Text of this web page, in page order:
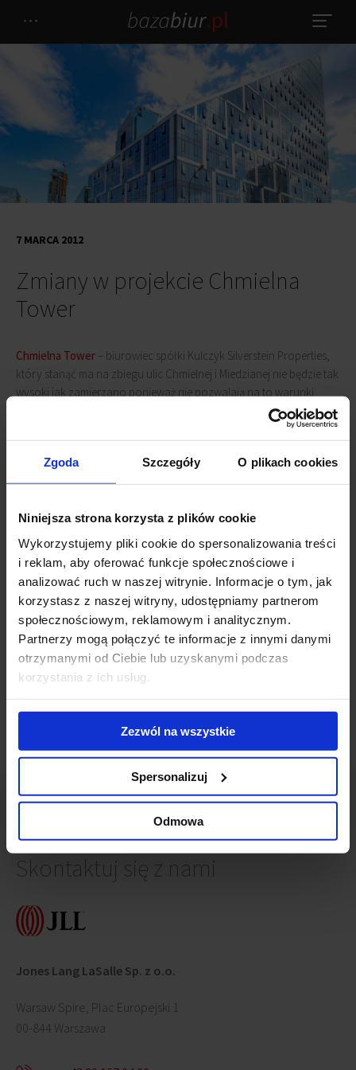
Zgoda Szczegóły O plikach cookies
Niniejsza strona korzysta z plików cookie
Wykorzystujemy pliki cookie do spersonalizowania treści
i reklam, aby oferować funkcje społecznościowe i
analizować ruch w naszej witrynie. Informacje o tym, jak
korzystasz z naszej witryny, udostępniamy partnerom
społecznościowym, reklamowym i analitycznym.
Partnerzy mogą połączyć te informacje z innymi danymi
otrzymanymi od Ciebie lub uzyskanymi podczas
korzystania z ich usług.
Zezwól na wszystkie
Spersonalizuj
Odmowa
Zmiany w projekcie Chmielna
Tower
7 MARCA 2012
Chmielna Tower – biurowiec spółki Kulczyk Silverstein Properties,
który stanąć ma na zbiegu ulic Chmielnej i Miedzianej nie będzie tak
wysoki jak zamierzano ponieważ nie pozwalają na to warunki
w sąsiedztwie takim jak Warta Tower (82 metry wysokości i 22
kondygnacje). Zgodnie z początkowym projektem Chmielna Tower
Powiązane newsy
Chmielna 89 z certyfikatem WELL (26 października 2020)
Chmielna 89 z pozwoleniem na użytkowanie(3 lipca
2020)
Chmielna 89 warszawską piramidą(20 maja 2020)
Postępujące prace nad Chmielna 89(13 lipca 2018)
Rusza budowa przy Chmielnej 89
Skontaktuj się z nami
Jones Lang LaSalle Sp. z o.o.
Warsaw Spire, Plac Europejski 1
00-844 Warszawa